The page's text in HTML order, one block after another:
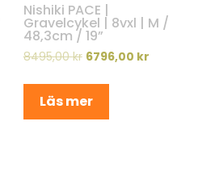
Nishiki PACE |
Gravelcykel | 8vxl | M /
48,3cm / 19”
8495,00kr 6796,00 kr
Läs mer